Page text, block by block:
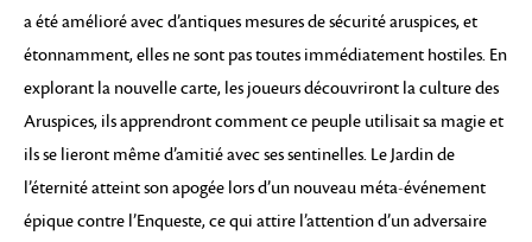
a été amélioré avec d’antiques mesures de sécurité aruspices, et
étonnamment, elles ne sont pas toutes immédiatement hostiles. En
explorant la nouvelle carte, les joueurs découvriront la culture des
Aruspices, ils apprendront comment ce peuple utilisait sa magie et
ils se lieront même d’amitié avec ses sentinelles. Le Jardin de
l’éternité atteint son apogée lors d’un nouveau méta-événement
épique contre l’Enqueste, ce qui attire l’attention d’un adversaire